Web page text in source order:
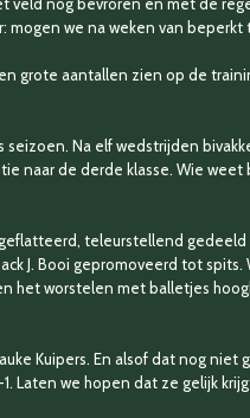
we na weken van beperkt
grote aantallen zien op de
Na elf wedstrijden
naar de derde klasse. Wie
teleurstellend gedeeld
J. Booi gepromoveerd tot
het worstelen met balletjes
Kuipers. En alsof dat nog niet
Laten we hopen dat ze gelijk